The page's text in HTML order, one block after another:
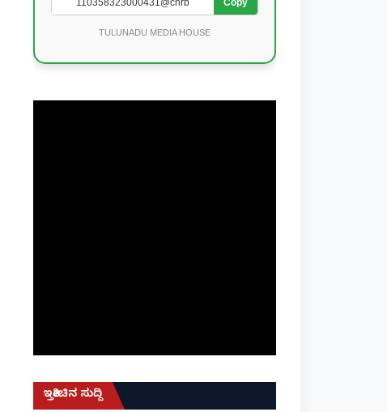
Copy
TULUNADU MEDIA HOUSE
ಇತ್ತೀಚಿನ ಸುದ್ದಿ